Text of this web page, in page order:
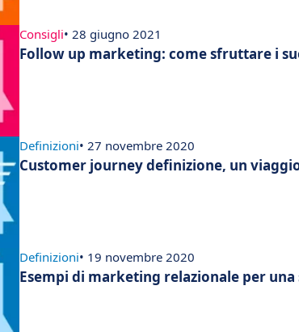
Consigli• 28 giugno 2021
Follow up marketing: come sfruttare i
Definizioni• 27 novembre 2020
Customer journey definizione, un
Definizioni• 19 novembre 2020
Esempi di marketing relazionale per